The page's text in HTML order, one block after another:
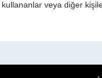
veya diğer